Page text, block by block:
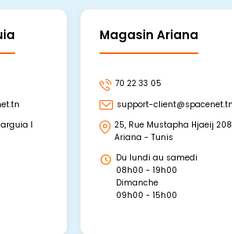
I
Magasin Ariana
70 22 33 05
support-client@spacenet.tn
25, Rue Mustapha Hjaeij
Ariana - Tunis
Du lundi au samedi
08h00 - 19h00
Dimanche
09h00 - 15h00